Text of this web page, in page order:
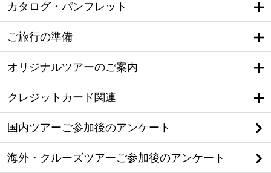
カタログ・パンフレット
ご旅行の準備
オリジナルツアーのご案内
クレジットカード関連
国内ツアーご参加後のアンケート
海外・クルーズツアーご参加後のアンケート